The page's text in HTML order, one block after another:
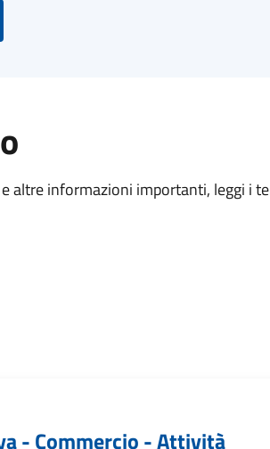
altre informazioni importanti, leggi i
- Commercio - Attività